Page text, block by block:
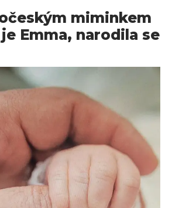
miminkem
Emma, narodila se